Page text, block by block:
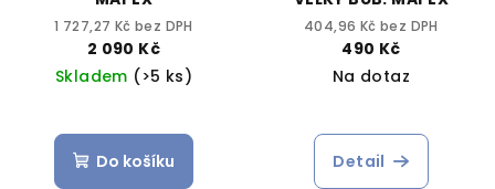
1 727,27 Kč bez DPH
2 090 Kč
Skladem (>5 ks)
Do košíku
404,96 Kč bez DPH
490 Kč
Na dotaz
Detail